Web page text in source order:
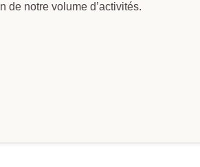
de notre volume d’activités.